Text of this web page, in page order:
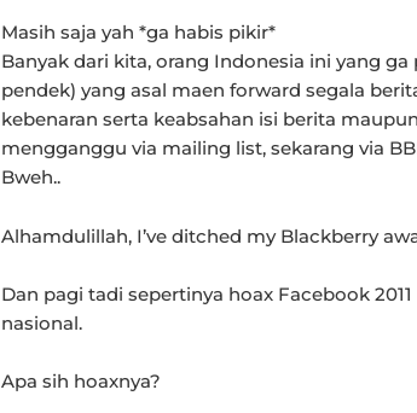
Masih saja yah *ga habis pikir*
Banyak dari kita, orang Indonesia ini yang
pendek) yang asal maen forward segala
kebenaran serta keabsahan isi berita
mengganggu via mailing list, sekarang via
Bweh..
Alhamdulillah, I’ve ditched my Blackberry
Dan pagi tadi sepertinya hoax Facebook
nasional.
Apa sih hoaxnya?